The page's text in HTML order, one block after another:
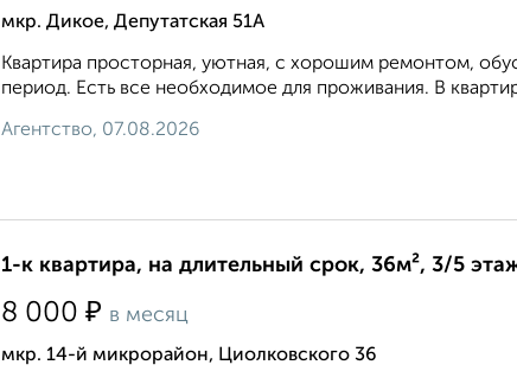
мкр. Дикое, Депутатская 51А
Квартира просторная, уютная, с хорошим ремонтом,
период. Есть все необходимое для проживания. В
Агентство, 07.08.2026
1-к квартира, на длительный срок, 36м², 3/5
8 000 ₽ в месяц
мкр. 14-й микрорайон, Циолковского 36